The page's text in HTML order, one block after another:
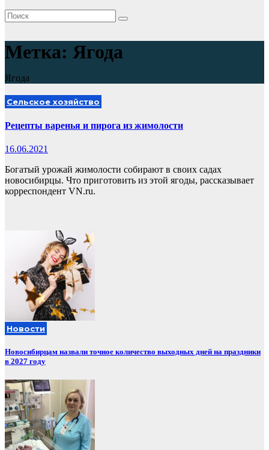
Метка: Ягода
Ягода
Сельское хозяйство
Рецепты варенья и пирога из жимолости
16.06.2021
Богатый урожай жимолости собирают в своих садах
новосибирцы. Что приготовить из этой ягоды, рассказывает
корреспондент VN.ru.
Новости
Новосибирцам назвали точное количество выходных дней на праздники
в 2027 году